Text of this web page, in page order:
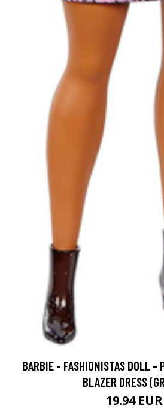
BARBIE - FASHIONISTAS DOLL -
BLAZER DRESS
19.94 EUR